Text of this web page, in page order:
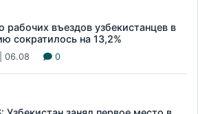
рабочих въездов узбекистанцев в
сократилось на 13,2%
06.08 0